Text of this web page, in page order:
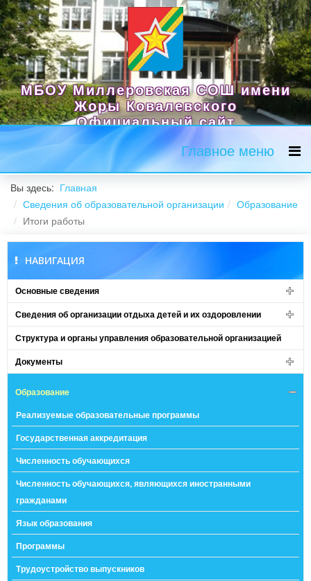
МБОУ Миллеровская СОШ имени
Жоры Ковалевского
Официальный сайт
Главное меню
Вы здесь: Главная
Сведения об образовательной организации
Образование
Итоги работы
НАВИГАЦИЯ
Основные сведения
Сведения об организации отдыха детей и их оздоровлении
Структура и органы управления образовательной организацией
Документы
Образование
Реализуемые образовательные программы
Государственная аккредитация
Численность обучающихся
Численность обучающихся, являющихся иностранными
гражданами
Язык образования
Программы
Трудоустройство выпускников